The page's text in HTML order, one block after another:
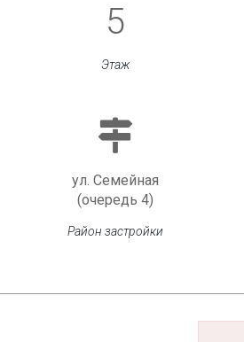
5
Этаж
ул. Семейная
(очередь 4)
Район застройки